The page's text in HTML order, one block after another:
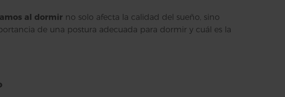
al dormir no solo afecta la calidad del sueño, sino
de una postura adecuada para dormir y cuál es la